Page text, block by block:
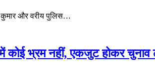
कुमार और वरीय पुलिस…
कोई भ्रम नहीं, एकजुट होकर